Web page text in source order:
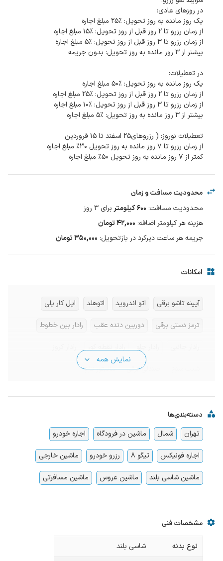
کمتر از ۷ روز مانده به روز تحویل ۵۰٪ مبلغ اجاره
محدودیت مسافت و زمان
محدودیت مسافت: ۶۰۰کیلومتر برای 3 روز
هزینه هر کیلومتر اضافه: ۴۲,۰۰۰تومان
جریمه هر ساعت دیرکرد در بازتحویل: ۳۵۰,۰۰۰ تومان
امکانات
آیینه تاشو برقی اتو اندروید اتوهلد اپل کار پلی
ترمز دستی برقی دوربین دنده عقب رادار بین خطوط
صندلی برقی مانیتور تاچ
سیستم صوتی
معاینه فنی زاپاس آماده سقف شیشه‌ای سقف پاناروما
سنسوردنده‌عقب سنسور نور سنسور باران کروز کنترل
گرم‌کن صندلی پریز برق صندوق عقب شارژر - USB
نمایش همه
دسته‌بندی‌ها
تهران شمال ماشین در فرودگاه اجاره خودرو
اجاره فونیکس تیگو 8 رزرو خودرو ماشین خارجی
ماشین شاسی بلند ماشین عروس ماشین مسافرتی
مشخصات فنی
نوع بدنه
شاسی بلند